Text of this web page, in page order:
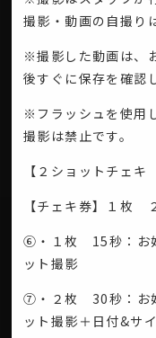
撮影・動画の自撮り
※撮影した動画は、
後すぐに保存を確認
※フラッシュを使用
撮影は禁止です。
【２ショットチェ
【チェキ券】１枚
⑥・１枚 15秒：お
ット撮影
⑦・２枚 30秒：お
ット撮影＋日付&サ